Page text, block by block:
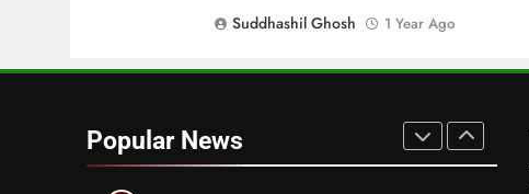
Suddhashil Ghosh
1 Year Ago
Popular News
কলকাতা তৃণমূল
শিক্ষা দপ্তরের নয়া সিদ্ধান্ত ঘোষণা হতেই
বিতর্ক রাজ্যে!